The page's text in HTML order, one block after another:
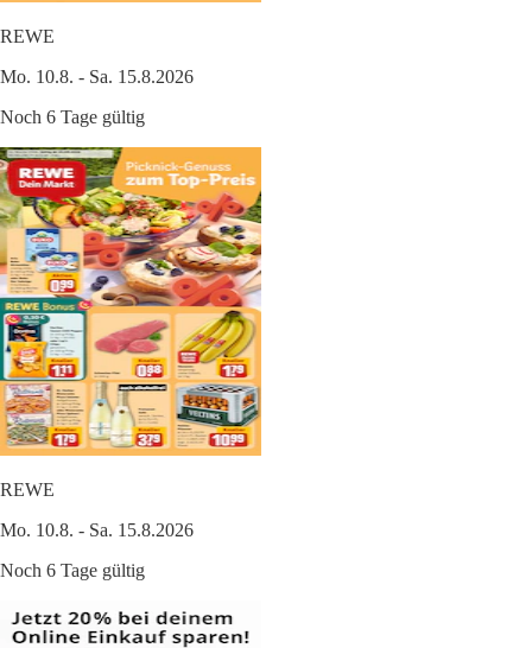
REWE
Mo. 10.8. - Sa. 15.8.2026
Noch 6 Tage gültig
REWE
Mo. 10.8. - Sa. 15.8.2026
Noch 6 Tage gültig